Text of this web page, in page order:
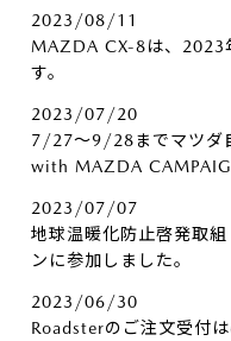
2023/08/11
MAZDA CX-8は、2023
す。
2023/07/20
7/27～9/28までマツダ
with MAZDA
2023/07/07
地球温暖化防止啓発取
ンに参加しました。
2023/06/30
Roadsterのご注文受付